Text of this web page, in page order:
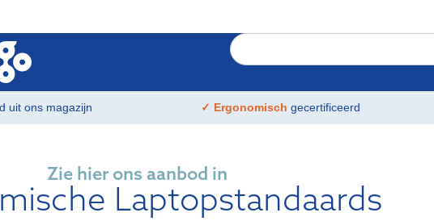
uit ons magazijn ✓ Ergonomisch gecertificeerd
Zie hier ons aanbod in
Laptopstandaards